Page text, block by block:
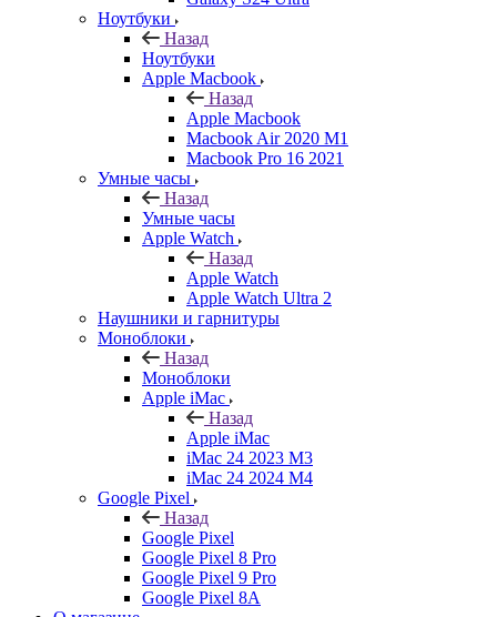
Ноутбуки
Назад
Ноутбуки
Apple Macbook
Назад
Apple Macbook
Macbook Air 2020 M1
Macbook Pro 16 2021
Умные часы
Назад
Умные часы
Apple Watch
Назад
Apple Watch
Apple Watch Ultra 2
Наушники и гарнитуры
Моноблоки
Назад
Моноблоки
Apple iMac
Назад
Apple iMac
iMac 24 2023 M3
iMac 24 2024 M4
Google Pixel
Назад
Google Pixel
Google Pixel 8 Pro
Google Pixel 9 Pro
Google Pixel 8A